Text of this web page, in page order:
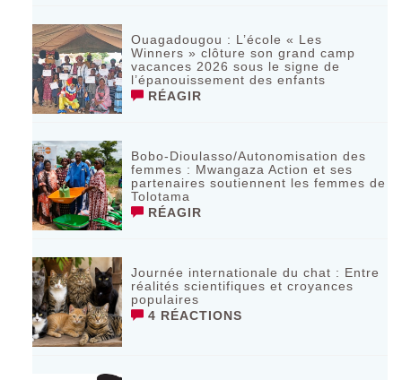
Ouagadougou : L’école « Les
Winners » clôture son grand camp
vacances 2026 sous le signe de
l’épanouissement des enfants
RÉAGIR
Bobo-Dioulasso/Autonomisation des
femmes : Mwangaza Action et ses
partenaires soutiennent les femmes de
Tolotama
RÉAGIR
Journée internationale du chat : Entre
réalités scientifiques et croyances
populaires
4 RÉACTIONS